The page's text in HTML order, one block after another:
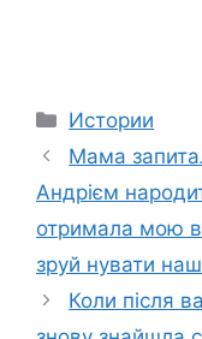
Categories
Истории
Мама
Андрієм
отримала мою
зруй нувати
Коли після